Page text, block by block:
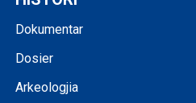
Dokumentar
Dosier
Arkeologjia